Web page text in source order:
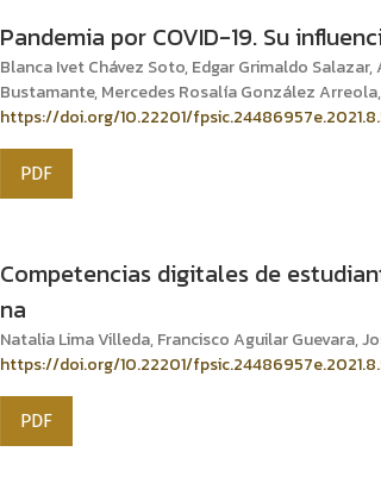
Pandemia por COVID-19. Su
Blanca Ivet Chávez Soto, Edgar Grimaldo
Bustamante, Mercedes Rosalía González
https://doi.org/10.22201/
PDF
Competencias digitales de
na
Natalia Lima Villeda, Francisco Aguilar Guevara,
https://doi.org/10.22201/
PDF